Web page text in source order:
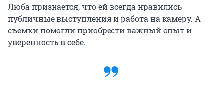
Люба признается, что ей всегда нравились
публичные выступления и работа на камеру. А
съемки помогли приобрести важный опыт и
уверенность в себе.